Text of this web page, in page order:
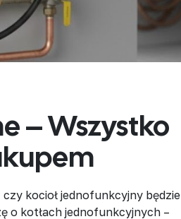
– Wszystko
kocioł jednofunkcyjny będzie
o kotłach jednofunkcyjnych –